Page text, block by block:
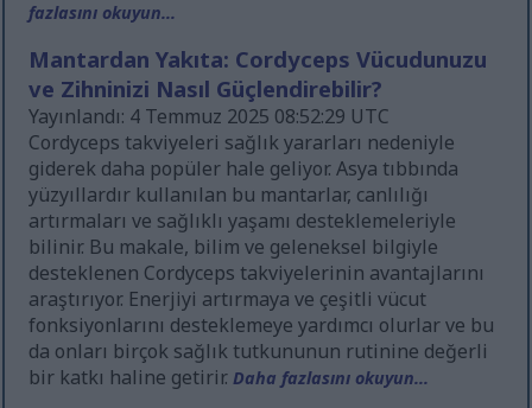
fazlasını okuyun...
Mantardan Yakıta: Cordyceps Vücudunuzu
ve Zihninizi Nasıl Güçlendirebilir?
Yayınlandı: 4 Temmuz 2025 08:52:29 UTC
Cordyceps takviyeleri sağlık yararları nedeniyle
giderek daha popüler hale geliyor. Asya tıbbında
yüzyıllardır kullanılan bu mantarlar, canlılığı
artırmaları ve sağlıklı yaşamı desteklemeleriyle
bilinir. Bu makale, bilim ve geleneksel bilgiyle
desteklenen Cordyceps takviyelerinin avantajlarını
araştırıyor. Enerjiyi artırmaya ve çeşitli vücut
fonksiyonlarını desteklemeye yardımcı olurlar ve bu
da onları birçok sağlık tutkununun rutinine değerli
bir katkı haline getirir.Daha fazlasını okuyun...